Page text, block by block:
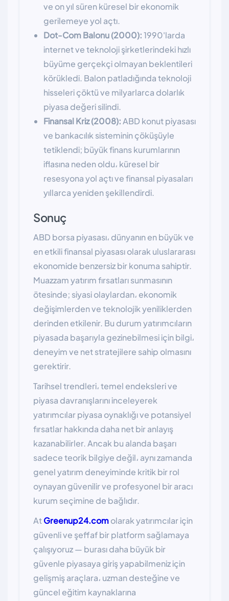
ve on yıl süren küresel bir ekonomik
gerilemeye yol açtı.
Dot-Com Balonu (2000):1990'larda
internet ve teknoloji şirketlerindeki hızlı
büyüme gerçekçi olmayan beklentileri
körükledi. Balon patladığında teknoloji
hisseleri çöktü ve milyarlarca dolarlık
piyasa değeri silindi.
Finansal Kriz (2008):ABD konut piyasası
ve bankacılık sisteminin çöküşüyle
tetiklendi; büyük finans kurumlarının
iflasına neden oldu، küresel bir
resesyona yol açtı ve finansal piyasaları
yıllarca yeniden şekillendirdi.
Sonuç
ABD borsa piyasası، dünyanın en büyük ve
en etkili finansal piyasası olarak uluslararası
ekonomide benzersiz bir konuma sahiptir.
Muazzam yatırım fırsatları sunmasının
ötesinde; siyasi olaylardan، ekonomik
değişimlerden ve teknolojik yeniliklerden
derinden etkilenir. Bu durum yatırımcıların
piyasada başarıyla gezinebilmesi için bilgi،
deneyim ve net stratejilere sahip olmasını
gerektirir.
Tarihsel trendleri، temel endeksleri ve
piyasa davranışlarını inceleyerek
yatırımcılar piyasa oynaklığı ve potansiyel
fırsatlar hakkında daha net bir anlayış
kazanabilirler. Ancak bu alanda başarı
sadece teorik bilgiye değil، aynı zamanda
genel yatırım deneyiminde kritik bir rol
oynayan güvenilir ve profesyonel bir aracı
kurum seçimine de bağlıdır.
AtGreenup24.comolarak yatırımcılar için
güvenli ve şeffaf bir platform sağlamaya
çalışıyoruz — burası daha büyük bir
güvenle piyasaya giriş yapabilmeniz için
gelişmiş araçlara، uzman desteğine ve
güncel eğitim kaynaklarına